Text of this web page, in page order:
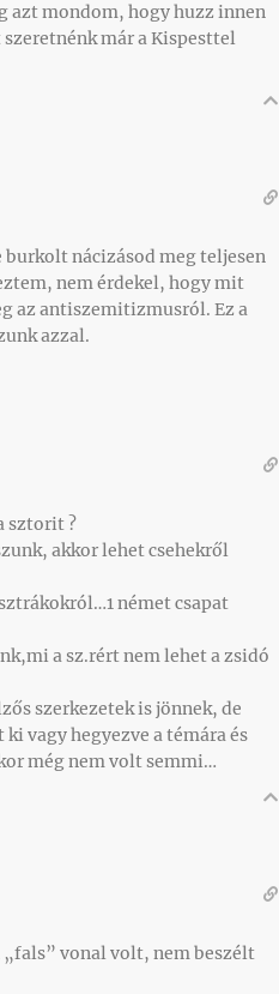
azt mondom, hogy huzz innen
már a Kispesttel
burkolt nácizásod meg teljesen
nem érdekel, hogy mit
az antiszemitizmusról. Ez a
azzal.
sztorit ?
akkor lehet csehekről
német csapat
a sz.rért nem lehet a zsidó
szerkezetek is jönnek, de
vagy hegyezve a témára és
még nem volt semmi…
vonal volt, nem beszélt